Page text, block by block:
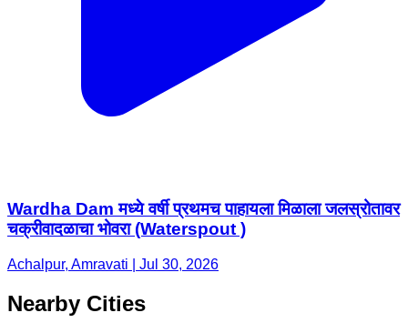
Wardha Dam मध्ये वर्षी प्रथमच पाहायला मिळाला जलस्रोतावर
चक्रीवादळाचा भोवरा (Waterspout )
Achalpur, Amravati | Jul 30, 2026
Nearby Cities